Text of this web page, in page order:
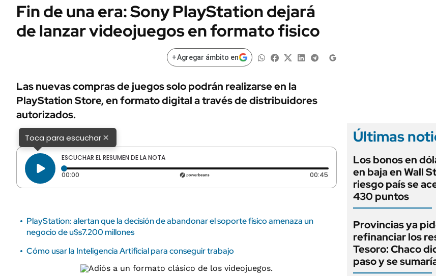
Campo
FINANZAS
ÁMBITO DEBATE
MEDIAKIT AMBITO DEBATE
Sustentabilidad
ENERGY REPORT
POLÍTICA
Municipios
MUNDO
INFORMACIÓN GENERAL
LIFESTYLE
AUTOS
Fin de una era: Sony PlayStation dejará
de lanzar videojuegos en formato fisico
+Agregar ámbito en
Las nuevas compras de juegos solo podrán realizarse en la
PlayStation Store, en formato digital a través de distribuidores
autorizados.
Toca para escuchar×
ESCUCHAR EL RESUMEN DE LA NOTA
00:00 Tiempo transcurrido: 0 segundos 00:45 Duración: 45 segundos
PlayStation: alertan que la decisión de abandonar el soporte físico amenaza un
negocio de u$s7.200 millones
Cómo usar la Inteligencia Artificial para conseguir trabajo
Últimas
Los bonos en
en baja en Wall
riesgo país se
430 puntos
Provincias ya
refinanciar los
Tesoro: Chaco
paso y se